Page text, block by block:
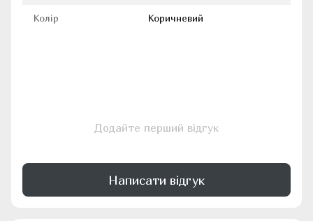
Колір Коричневий
Додайте перший відгук
Написати відгук